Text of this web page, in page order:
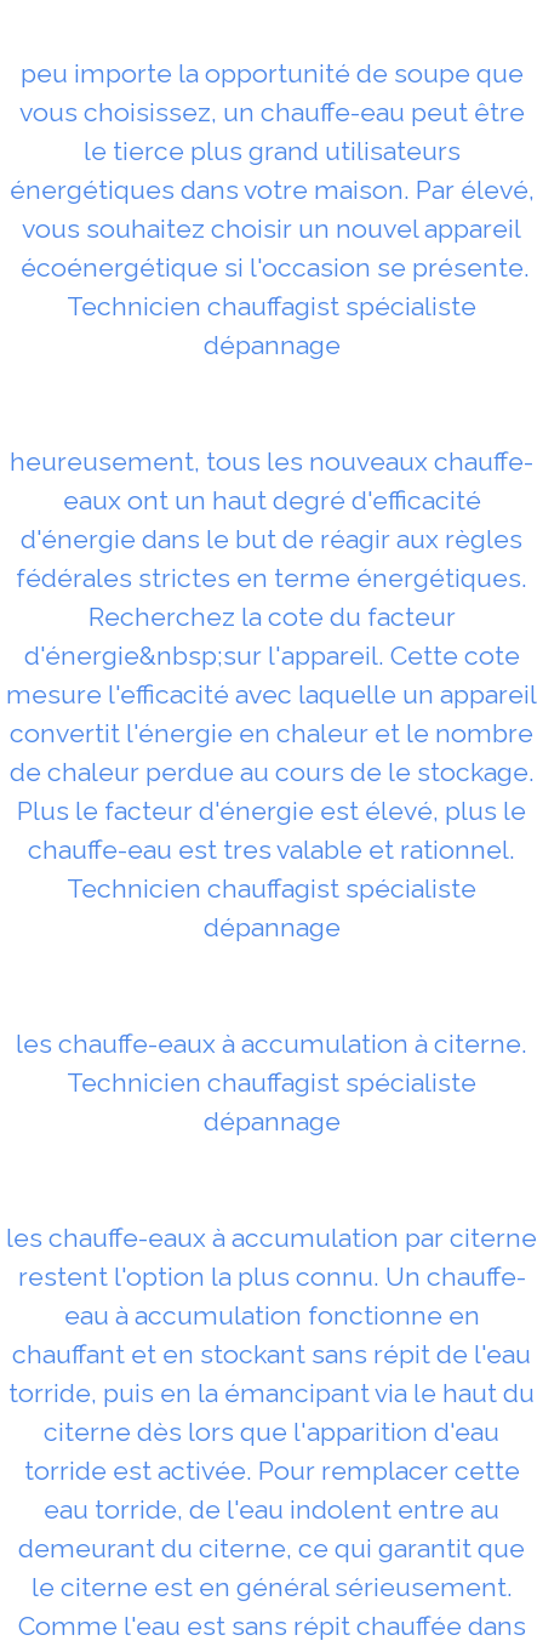
peu importe la opportunité de soupe que
vous choisissez, un chauffe-eau peut être
le tierce plus grand utilisateurs
énergétiques dans votre maison. Par élevé,
vous souhaitez choisir un nouvel appareil
écoénergétique si l'occasion se présente.
Technicien chauffagist spécialiste
dépannage
heureusement, tous les nouveaux chauffe-
eaux ont un haut degré d'efficacité
d'énergie dans le but de réagir aux règles
fédérales strictes en terme énergétiques.
Recherchez la cote du facteur
d'énergie&nbsp;sur l'appareil. Cette cote
mesure l'efficacité avec laquelle un appareil
convertit l'énergie en chaleur et le nombre
de chaleur perdue au cours de le stockage.
Plus le facteur d'énergie est élevé, plus le
chauffe-eau est tres valable et rationnel.
Technicien chauffagist spécialiste
dépannage
les chauffe-eaux à accumulation à citerne.
Technicien chauffagist spécialiste
dépannage
les chauffe-eaux à accumulation par citerne
restent l'option la plus connu. Un chauffe-
eau à accumulation fonctionne en
chauffant et en stockant sans répit de l'eau
torride, puis en la émancipant via le haut du
citerne dès lors que l'apparition d'eau
torride est activée. Pour remplacer cette
eau torride, de l'eau indolent entre au
demeurant du citerne, ce qui garantit que
le citerne est en général sérieusement.
Comme l'eau est sans répit chauffée dans